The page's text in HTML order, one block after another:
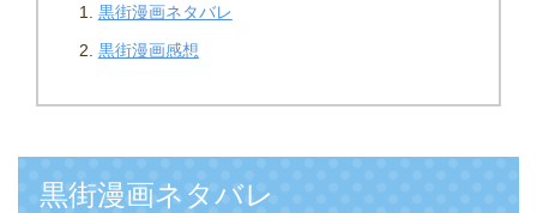
黒街漫画ネタバレ
黒街漫画感想
黒街漫画ネタバレ